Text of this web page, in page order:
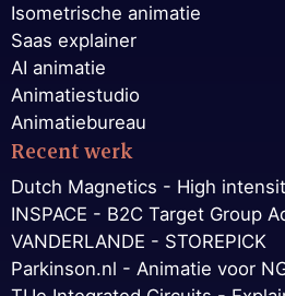
Isometrische animatie
Saas explainer
AI animatie
Animatiestudio
Animatiebureau
Recent werk
Dutch Magnetics - High
INSPACE - B2C Target Group
VANDERLANDE - STOREPICK
Parkinson.nl - Animatie voor